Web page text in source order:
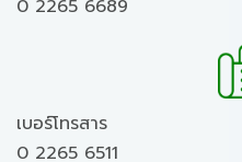
0 2265 6689
เบอร์โทรสาร
0 2265 6511